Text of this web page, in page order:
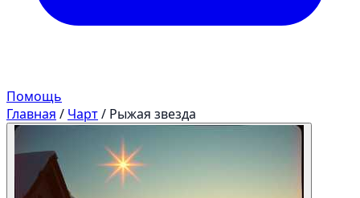
Помощь
Главная / Чарт/ Рыжая звезда